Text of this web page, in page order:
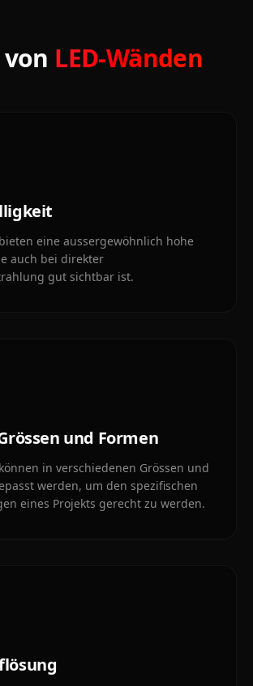
LED-Wänden
eine aussergewöhnlich hohe
auch bei direkter
gut sichtbar ist.
und Formen
in verschiedenen Grössen und
werden, um den spezifischen
eines Projekts gerecht zu werden.